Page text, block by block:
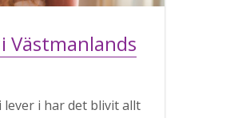
Västmanlands
lever i har det blivit allt